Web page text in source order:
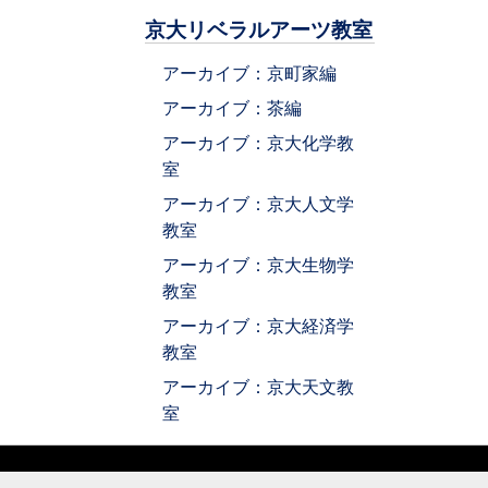
京大リベラルアーツ教室
アーカイブ：京町家編
アーカイブ：茶編
アーカイブ：京大化学教
室
アーカイブ：京大人文学
教室
アーカイブ：京大生物学
教室
アーカイブ：京大経済学
教室
アーカイブ：京大天文教
室